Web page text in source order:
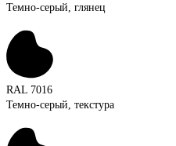
Темно-серый, глянец
RAL 7016
Темно-серый, текстура